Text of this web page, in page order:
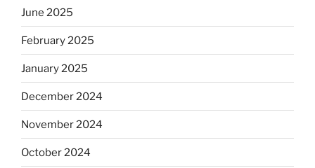
June 2025
February 2025
January 2025
December 2024
November 2024
October 2024